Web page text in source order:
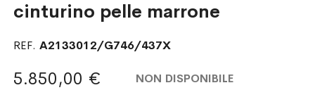
cinturino pelle marrone
REF. A2133012/G746/437X
5.850,00 € NON DISPONIBILE